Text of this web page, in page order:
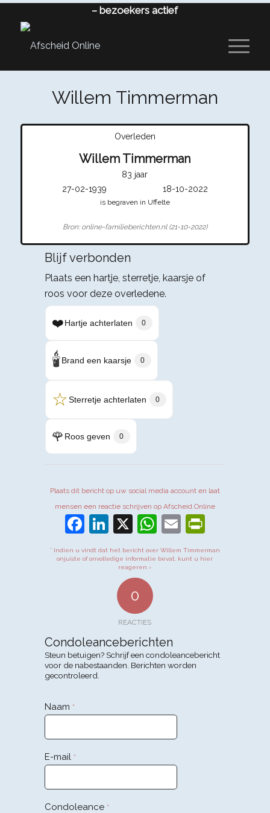
– bezoekers actief
Willem Timmerman
Overleden
Willem Timmerman
83 jaar
27-02-1939
18-10-2022
is begraven in Uffelte
Bron: online-familieberichten.nl (21-10-2022)
Blijf verbonden
Plaats een hartje, sterretje, kaarsje of
roos voor deze overledene.
❤️Hartje achterlaten 0
🕯️Brand een kaarsje 0
☆Sterretje achterlaten 0
🌹 Roos geven 0
Plaats dit bericht op uw social media account en laat
mensen een reactie schrijven op Afscheid.Online
Facebook
LinkedIn
X WhatsApp
Email
* Indien u vindt dat het bericht over Willem Timmerman
onjuiste of onvolledige informatie bevat, kunt u hier
reageren ›
0
REACTIES
Condoleanceberichten
Steun betuigen? Schrijf een condoleancebericht
voor de nabestaanden. Berichten worden
gecontroleerd.
Naam *
E-mail *
Condoleance *